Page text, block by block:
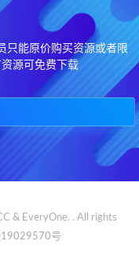
只能原价购买资源或者限
源可免费下载
& EveryOne. . All rights
19029570号